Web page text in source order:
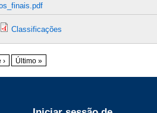
Classificações
› Último »